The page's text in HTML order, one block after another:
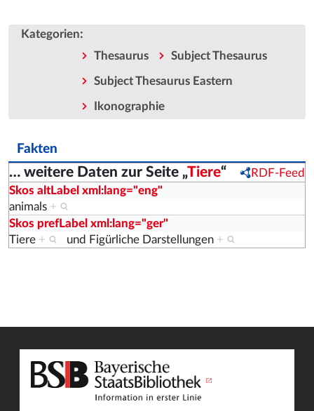
Kategorien:
Thesaurus Subject Thesaurus
Subject Thesaurus Eastern
Ikonographie
Fakten
… weitere Daten zur Seite „Tiere“
RDF-Feed
Skos altLabel xml:lang="eng"
animals +
Skos prefLabel xml:lang="ger"
Tiere + und Figürliche Darstellungen +